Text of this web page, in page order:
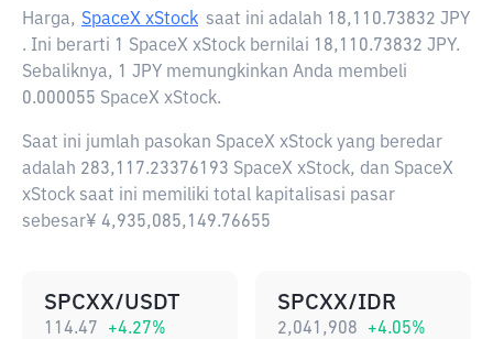
Harga, SpaceX xStock saat ini adalah 18,110.73832 JPY
. Ini berarti 1 SpaceX xStock bernilai 18,110.73832 JPY.
Sebaliknya, 1 JPY memungkinkan Anda membeli
0.000055 SpaceX xStock.
Saat ini jumlah pasokan SpaceX xStock yang beredar
adalah 283,117.23376193 SpaceX xStock, dan SpaceX
xStock saat ini memiliki total kapitalisasi pasar
sebesar¥ 4,935,085,149.76655
SPCXX/USDT
114.47 +4.27%
SPCXX/IDR
2,041,908 +4.05%